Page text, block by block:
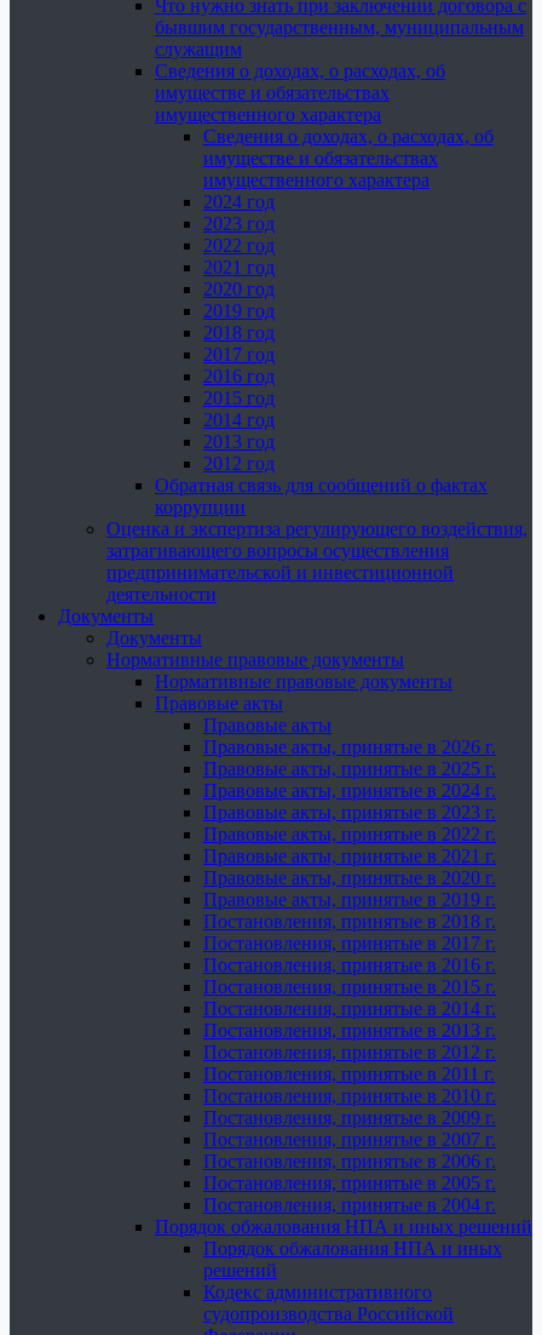
Что нужно знать при заключении договора с
бывшим государственным, муниципальным
служащим
Сведения о доходах, о расходах, об
имуществе и обязательствах
имущественного характера
Сведения о доходах, о расходах, об
имуществе и обязательствах
имущественного характера
2024 год
2023 год
2022 год
2021 год
2020 год
2019 год
2018 год
2017 год
2016 год
2015 год
2014 год
2013 год
2012 год
Обратная связь для сообщений о фактах
коррупции
Оценка и экспертиза регулирующего воздействия,
затрагивающего вопросы осуществления
предпринимательской и инвестиционной
деятельности
Документы
Документы
Нормативные правовые документы
Нормативные правовые документы
Правовые акты
Правовые акты
Правовые акты, принятые в 2026 г.
Правовые акты, принятые в 2025 г.
Правовые акты, принятые в 2024 г.
Правовые акты, принятые в 2023 г.
Правовые акты, принятые в 2022 г.
Правовые акты, принятые в 2021 г.
Правовые акты, принятые в 2020 г.
Правовые акты, принятые в 2019 г.
Постановления, принятые в 2018 г.
Постановления, принятые в 2017 г.
Постановления, принятые в 2016 г.
Постановления, принятые в 2015 г.
Постановления, принятые в 2014 г.
Постановления, принятые в 2013 г.
Постановления, принятые в 2012 г.
Постановления, принятые в 2011 г.
Постановления, принятые в 2010 г.
Постановления, принятые в 2009 г.
Постановления, принятые в 2007 г.
Постановления, принятые в 2006 г.
Постановления, принятые в 2005 г.
Постановления, принятые в 2004 г.
Порядок обжалования НПА и иных решений
Порядок обжалования НПА и иных
решений
Кодекс административного
судопроизводства Российской